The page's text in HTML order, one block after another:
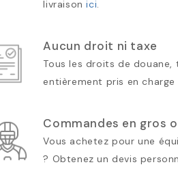
livraisonici.
Aucun droit ni taxe
Tous les droits de
entièrement pris en charge
Commandes en gros
Vous achetez pour une
? Obtenez un devis